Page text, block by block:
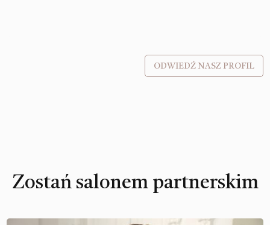
ODWIEDŹ NASZ PROFIL
Zostań salonem partnerskim